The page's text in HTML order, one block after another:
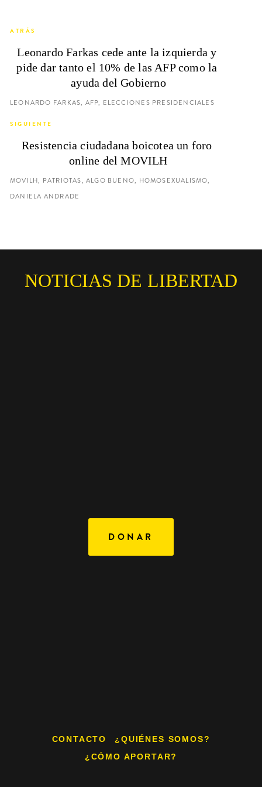
ATRÁS
Leonardo Farkas cede ante la izquierda y
pide dar tanto el 10% de las AFP como la
ayuda del Gobierno
LEONARDO FARKAS, AFP, ELECCIONES PRESIDENCIALES
SIGUIENTE
Resistencia ciudadana boicotea un foro
online del MOVILH
MOVILH, PATRIOTAS, ALGO BUENO, HOMOSEXUALISMO,
DANIELA ANDRADE
NOTICIAS DE LIBERTAD
DONAR
CONTACTO
¿QUIÉNES SOMOS?
¿CÓMO APORTAR?